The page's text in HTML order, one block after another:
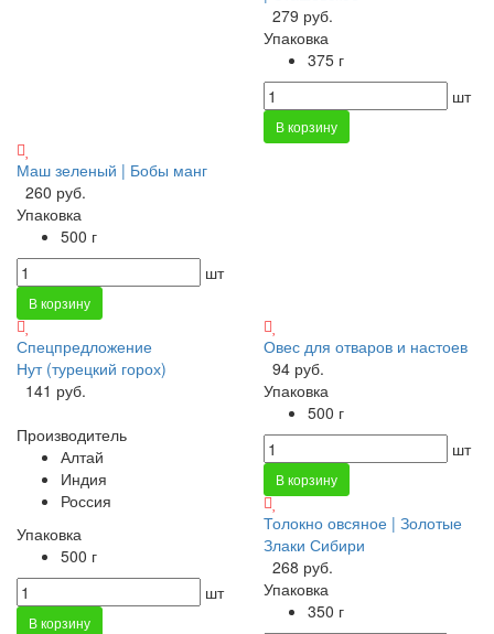
279 руб.
Упаковка
375 г
шт
В корзину
Маш зеленый | Бобы манг
260 руб.
Упаковка
500 г
шт
В корзину
Спецпредложение
Нут (турецкий горох)
141 руб.
Производитель
Алтай
Индия
Россия
Упаковка
500 г
шт
В корзину
Овес для отваров и настоев
94 руб.
Упаковка
500 г
шт
В корзину
Толокно овсяное | Золотые
Злаки Сибири
268 руб.
Упаковка
350 г